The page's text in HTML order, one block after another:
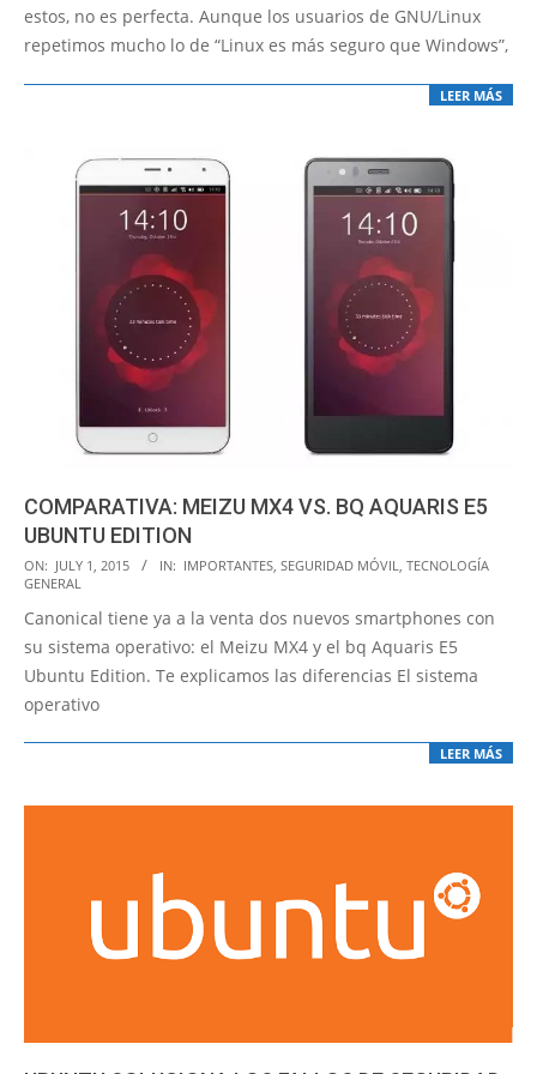
28
estos, no es perfecta. Aunque los usuarios de GNU/Linux
repetimos mucho lo de “Linux es más seguro que Windows”,
LEER MÁS
COMPARATIVA: MEIZU MX4 VS. BQ AQUARIS E5
UBUNTU EDITION
2015-
07-
01
ON: JULY 1, 2015 IN: IMPORTANTES SEGURIDAD MÓVIL
TECNOLOGÍA
GENERAL
Canonical tiene ya a la venta dos nuevos smartphones con
su sistema operativo: el Meizu MX4 y el bq Aquaris E5
Ubuntu Edition. Te explicamos las diferencias El sistema
operativo
LEER MÁS